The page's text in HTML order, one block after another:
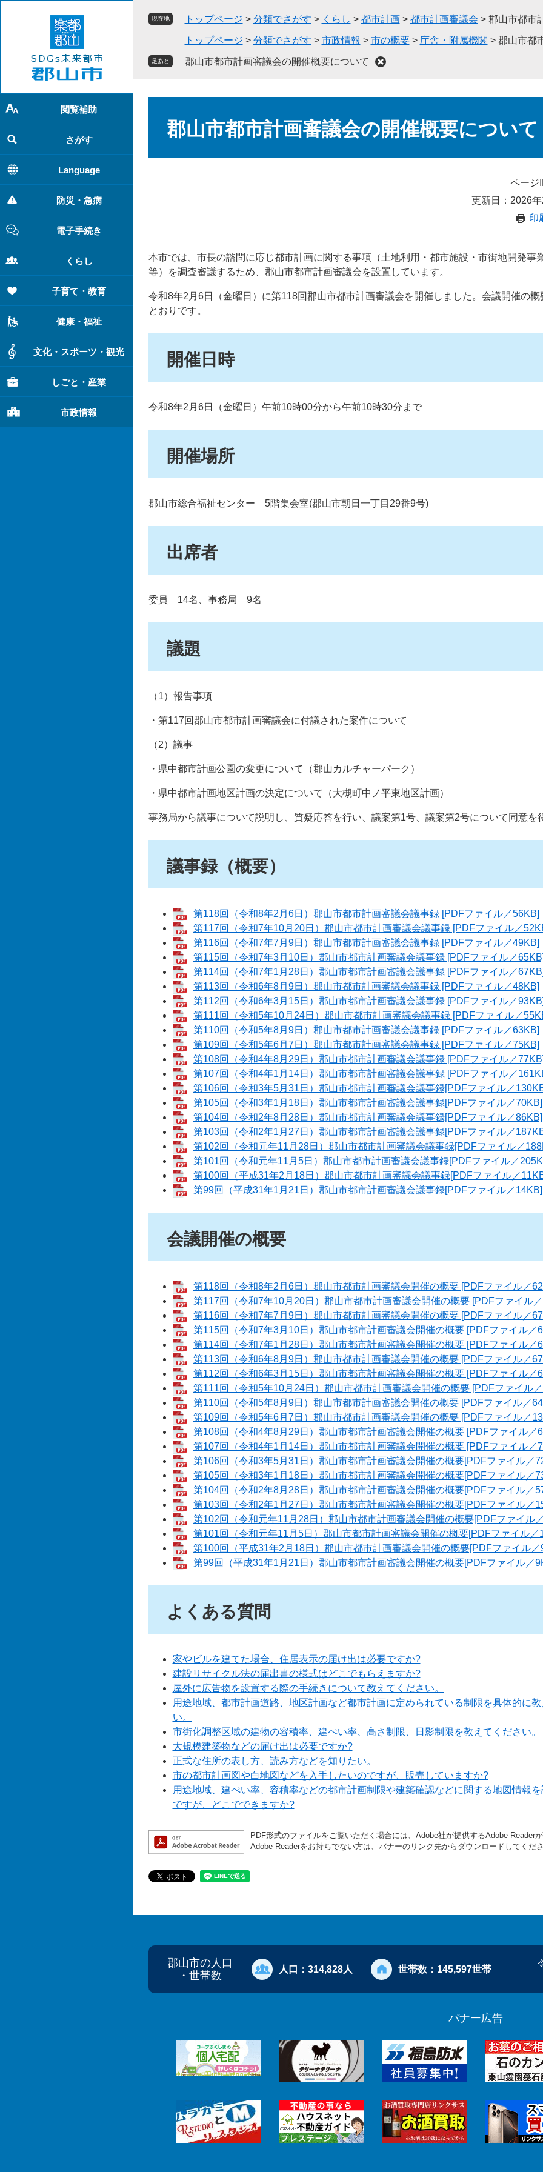
で
す
。
ば
し
て
本
文
へ
閲覧補助
さがす
Language
防災・急病
電子手続き
くらし
子育て・教育
健康・福祉
文化・スポーツ・観光
しごと・産業
市政情報
現在地 トップページ > 分類でさがす > くらし > 都市計画 > 都市計画審議会 > 郡山市都市
トップページ > 分類でさがす > 市政情報 > 市の概要 > 庁舎・附属機関 > 郡山市都
足あと 郡山市都市計画審議会の開催概要について
郡山市都市計画審議会の開催概要について
ページ
更新日：2026
印
本市では、市長の諮問に応じ都市計画に関する事項（土地利用・都市施設・市街地開発事
等）を調査審議するため、郡山市都市計画審議会を設置しています。
令和8年2月6日（金曜日）に第118回郡山市都市計画審議会を開催しました。会議開催の概
とおりです。
開催日時
令和8年2月6日（金曜日）午前10時00分から午前10時30分まで
開催場所
郡山市総合福祉センター 5階集会室(郡山市朝日一丁目29番9号)
出席者
委員 14名、事務局 9名
議題
（1）報告事項
・第117回郡山市都市計画審議会に付議された案件について
（2）議事
・県中都市計画公園の変更について（郡山カルチャーパーク）
・県中都市計画地区計画の決定について（大槻町中ノ平東地区計画）
事務局から議事について説明し、質疑応答を行い、議案第1号、議案第2号について同意を
議事録（概要）
第118回（令和8年2月6日）郡山市都市計画審議会議事録 [PDFファイル／56KB]
第117回（令和7年10月20日）郡山市都市計画審議会議事録 [PDFファイル／
第116回（令和7年7月9日）郡山市都市計画審議会議事録 [PDFファイル／49KB]
第115回（令和7年3月10日）郡山市都市計画審議会議事録 [PDFファイル／65KB]
第114回（令和7年1月28日）郡山市都市計画審議会議事録 [PDFファイル／67KB]
第113回（令和6年8月9日）郡山市都市計画審議会議事録 [PDFファイル／48KB]
第112回（令和6年3月15日）郡山市都市計画審議会議事録 [PDFファイル／93KB]
第111回（令和5年10月24日）郡山市都市計画審議会議事録 [PDFファイル／
第110回（令和5年8月9日）郡山市都市計画審議会議事録 [PDFファイル／63KB]
第109回（令和5年6月7日）郡山市都市計画審議会議事録 [PDFファイル／75KB]
第108回（令和4年8月29日）郡山市都市計画審議会議事録 [PDFファイル／77KB]
第107回（令和4年1月14日）郡山市都市計画審議会議事録 [PDFファイル／
第106回（令和3年5月31日）郡山市都市計画審議会議事録[PDFファイル／
第105回（令和3年1月18日）郡山市都市計画審議会議事録[PDFファイル／70KB]
第104回（令和2年8月28日）郡山市都市計画審議会議事録[PDFファイル／86KB]
第103回（令和2年1月27日）郡山市都市計画審議会議事録[PDFファイル／
第102回（令和元年11月28日）郡山市都市計画審議会議事録[PDFファイル／
第101回（令和元年11月5日）郡山市都市計画審議会議事録[PDFファイル／
第100回（平成31年2月18日）郡山市都市計画審議会議事録[PDFファイル／
第99回（平成31年1月21日）郡山市都市計画審議会議事録[PDFファイル／14KB]
会議開催の概要
第118回（令和8年2月6日）郡山市都市計画審議会開催の概要 [PDFファイル／
第117回（令和7年10月20日）郡山市都市計画審議会開催の概要 [PDFファイル
第116回（令和7年7月9日）郡山市都市計画審議会開催の概要 [PDFファイル／
第115回（令和7年3月10日）郡山市都市計画審議会開催の概要 [PDFファイル／
第114回（令和7年1月28日）郡山市都市計画審議会開催の概要 [PDFファイル／
第113回（令和6年8月9日）郡山市都市計画審議会開催の概要 [PDFファイル／
第112回（令和6年3月15日）郡山市都市計画審議会開催の概要 [PDFファイル／
第111回（令和5年10月24日）郡山市都市計画審議会開催の概要 [PDFファイル
第110回（令和5年8月9日）郡山市都市計画審議会開催の概要 [PDFファイル／
第109回（令和5年6月7日）郡山市都市計画審議会開催の概要 [PDFファイル／
第108回（令和4年8月29日）郡山市都市計画審議会開催の概要 [PDFファイル／
第107回（令和4年1月14日）郡山市都市計画審議会開催の概要 [PDFファイル／
第106回（令和3年5月31日）郡山市都市計画審議会開催の概要[PDFファイル／
第105回（令和3年1月18日）郡山市都市計画審議会開催の概要[PDFファイル／
第104回（令和2年8月28日）郡山市都市計画審議会開催の概要[PDFファイル／
第103回（令和2年1月27日）郡山市都市計画審議会開催の概要[PDFファイル／
第102回（令和元年11月28日）郡山市都市計画審議会開催の概要[PDFファイル
第101回（令和元年11月5日）郡山市都市計画審議会開催の概要[PDFファイル／
第100回（平成31年2月18日）郡山市都市計画審議会開催の概要[PDFファイル／
第99回（平成31年1月21日）郡山市都市計画審議会開催の概要[PDFファイル／
よくある質問
家やビルを建てた場合、住居表示の届け出は必要ですか?
建設リサイクル法の届出書の様式はどこでもらえますか?
屋外に広告物を設置する際の手続きについて教えてください。
用途地域、都市計画道路、地区計画など都市計画に定められている制限を具体的に教
い。
市街化調整区域の建物の容積率、建ぺい率、高さ制限、日影制限を教えてください。
大規模建築物などの届け出は必要ですか?
正式な住所の表し方、読み方などを知りたい。
市の都市計画図や白地図などを入手したいのですが、販売していますか?
用途地域、建ぺい率、容積率などの都市計画制限や建築確認などに関する地図情報
ですが、どこでできますか?
PDF形式のファイルをご覧いただく場合には、Adobe社が提供するAdobe Readerが
Adobe Readerをお持ちでない方は、バナーのリンク先からダウンロードしてくださ
郡山市の人口
・世帯数
人口： 314,828人 世帯数： 145,597世帯
バナー広告